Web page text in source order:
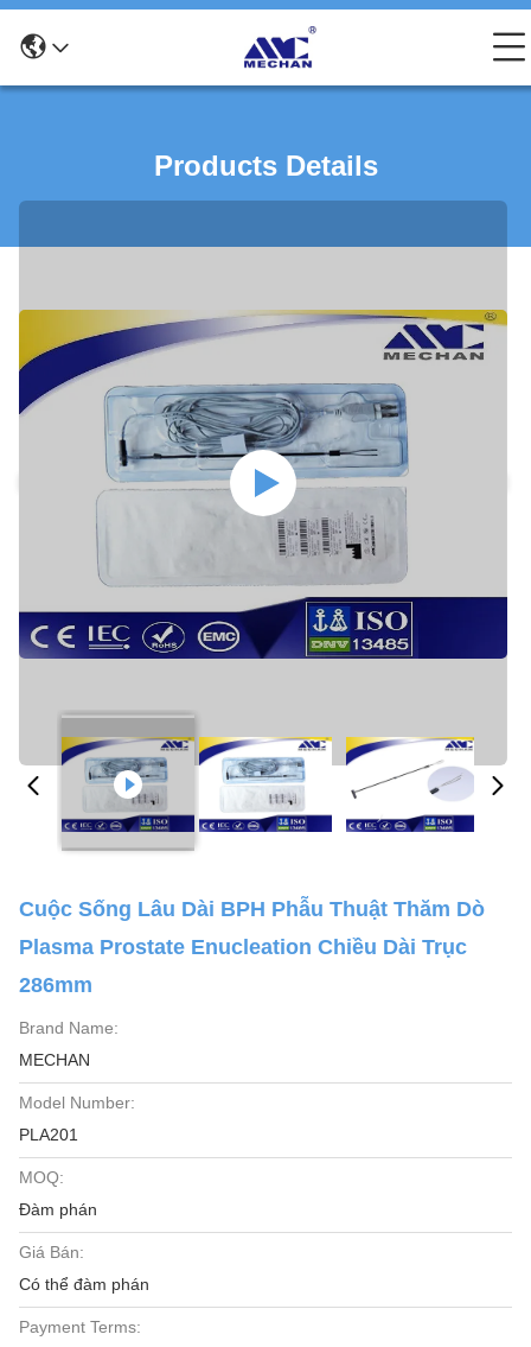
Products Details
Cuộc Sống Lâu Dài BPH Phẫu Thuật Thăm Dò
Plasma Prostate Enucleation Chiều Dài Trục
286mm
Brand Name:
MECHAN
Model Number:
PLA201
MOQ:
Đàm phán
Giá Bán:
Có thể đàm phán
Payment Terms: